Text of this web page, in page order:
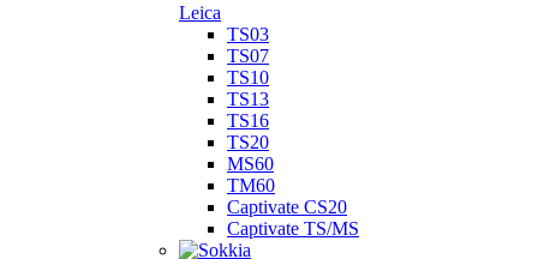
Leica
TS03
TS07
TS10
TS13
TS16
TS20
MS60
TM60
Captivate CS20
Captivate TS/MS